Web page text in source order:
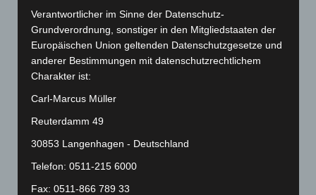
November 2024(94)
Oktober 2024(93)
September 2024(112)
August 2024(107)
Juli 2024(89)
Juni 2024(107)
Mai 2024 (149)
April 2024(102)
März 2024(103)
Verantwortlicher im Sinne der Datenschutz-
Grundverordnung, sonstiger in den Mitgliedstaaten der
Europäischen Union geltenden Datenschutzgesetze und
anderer Bestimmungen mit datenschutzrechtlichem
Charakter ist:
Carl-Marcus Müller
Reuterdamm 49
30853 Langenhagen - Deutschland
Telefon: 0511-215 6000
Fax: 0511-866 789 33